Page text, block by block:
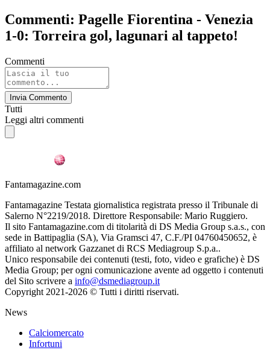
Commenti: Pagelle Fiorentina - Venezia
1-0: Torreira gol, lagunari al tappeto!
Commenti
Invia Commento
Tutti
Leggi altri commenti
Fantamagazine.com
Fantamagazine Testata giornalistica registrata presso il Tribunale di
Salerno N°2219/2018. Direttore Responsabile: Mario Ruggiero.
Il sito Fantamagazine.com di titolarità di DS Media Group s.a.s., con
sede in Battipaglia (SA), Via Gramsci 47, C.F./PI 04760450652, è
affiliato al network Gazzanet di RCS Mediagroup S.p.a..
Unico responsabile dei contenuti (testi, foto, video e grafiche) è DS
Media Group; per ogni comunicazione avente ad oggetto i contenuti
del Sito scrivere a info@dsmediagroup.it
Copyright 2021-2026 © Tutti i diritti riservati.
News
Calciomercato
Infortuni